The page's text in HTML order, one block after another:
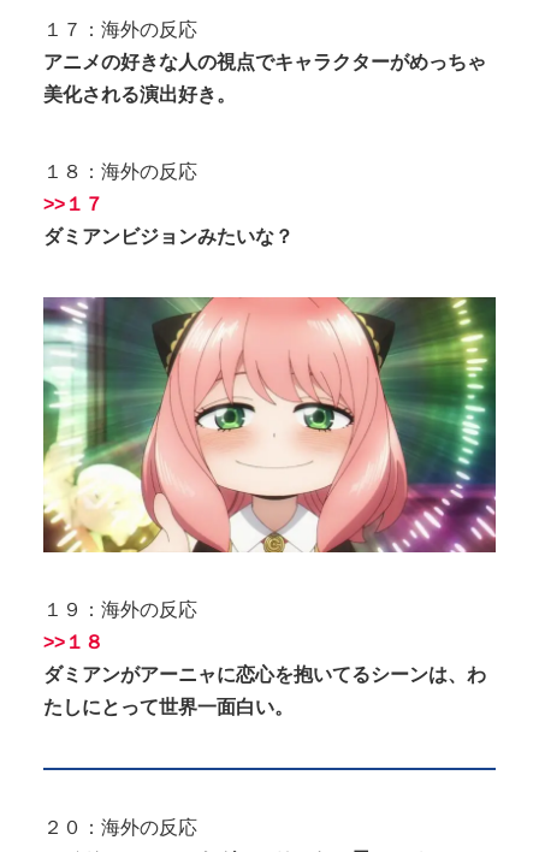
１７：海外の反応
アニメの好きな人の視点でキャラクターがめっちゃ
美化される演出好き。
１８：海外の反応
>>１７
ダミアンビジョンみたいな？
１９：海外の反応
>>１８
ダミアンがアーニャに恋心を抱いてるシーンは、わ
たしにとって世界一面白い。
２０：海外の反応